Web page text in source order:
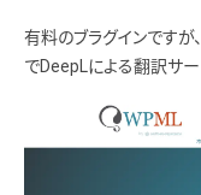
有料のブラグインです
でDeepLによる翻訳サー